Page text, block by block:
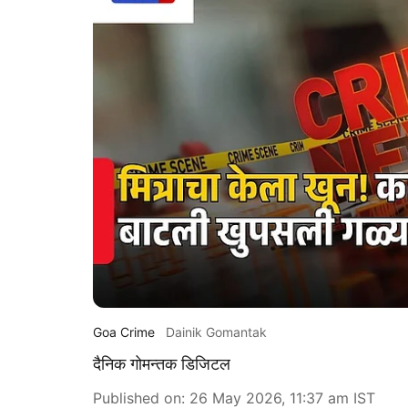
Goa Crime Dainik Gomantak
दैनिक गोमन्तक डिजिटल
Published on: 26 May 2026, 11:37 am IST